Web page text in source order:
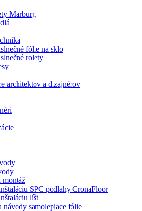
Marburg
fólie na sklo
rolety
architektov a dizajnérov
montáž
SPC podlahy CronaFloor
líšt
návody samolepiace fólie